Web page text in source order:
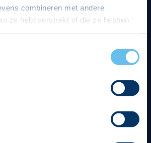
combineren met andere
ze hebt verstrekt of die ze hebben
wijze. Je kunt je toestemming
en cookieverklaring pagina.